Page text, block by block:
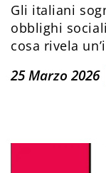
Gli italiani
obblighi
cosa rivela
25 Marzo 2026